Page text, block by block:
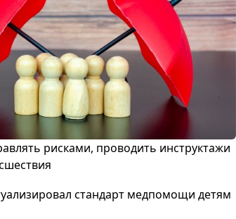
рисками, проводить инструктажи
стандарт медпомощи детям